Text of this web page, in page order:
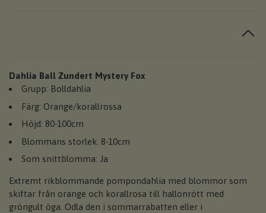
Dahlia Ball Zundert Mystery Fox
Grupp: Bolldahlia
Färg: Orange/korallrossa
Höjd: 80-100cm
Blommans storlek: 8-10cm
Som snittblomma: Ja
Extremt rikblommande pompondahlia med blommor som
skiftar från orange och korallrosa till hallonrött med
gröngult öga. Odla den i sommarrabatten eller i